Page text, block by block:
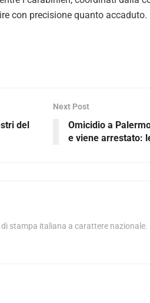
con precisione quanto accaduto.
del
Next Post
Omicidio a
e viene arrestato:
stampa italiana a carattere nazionale.